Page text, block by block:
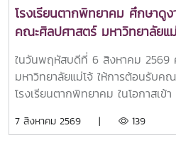
โรงเรียนตากพิทยาคม ศึกษาดู
คณะศิลปศาสตร์ มหาวิทยาลัยแ
รู้หลักสูตรระดับอุดมศึกษา
ในวันพฤหัสบดีที่ 6 สิงหาคม 2569
มหาวิทยาลัยแม่โจ้ ให้การต้อนรับค
โรงเรียนตากพิทยาคม ในโอกาสเข้
ศิลปศาสตร์ เพื่อเปิดโลกทัศน์และสร้
7 สิงหาคม 2569 | 139